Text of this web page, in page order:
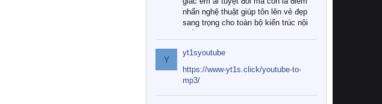
nhấn nghệ thuật giúp tôn lên vẻ đẹp
sang trọng cho toàn bộ kiến trúc nội
Tuy nhiên, giữa thị trường đa dạng
với vô vàn thương hiệu và mẫu mã
như hiện nay, làm thế nào để chọn
được những bộ chăn ga gối đệm cao
cấp thực sự chất lượng, phù hợp với
Y
yt1syoutube
https://www-yt1s.click/youtube-to-
mp3/